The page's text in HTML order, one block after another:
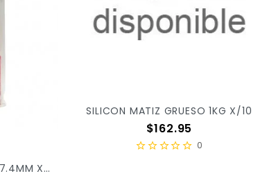
SILICON JANEL DELGADO 7.4MM X 10CM C/10PZ X/288
SILICON MATIZ GRUESO 1KG X/10
Precio
$162.95
0